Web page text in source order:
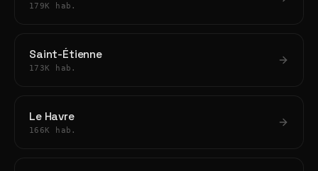
179K hab.
Saint-Étienne
173K hab.
Le Havre
166K hab.